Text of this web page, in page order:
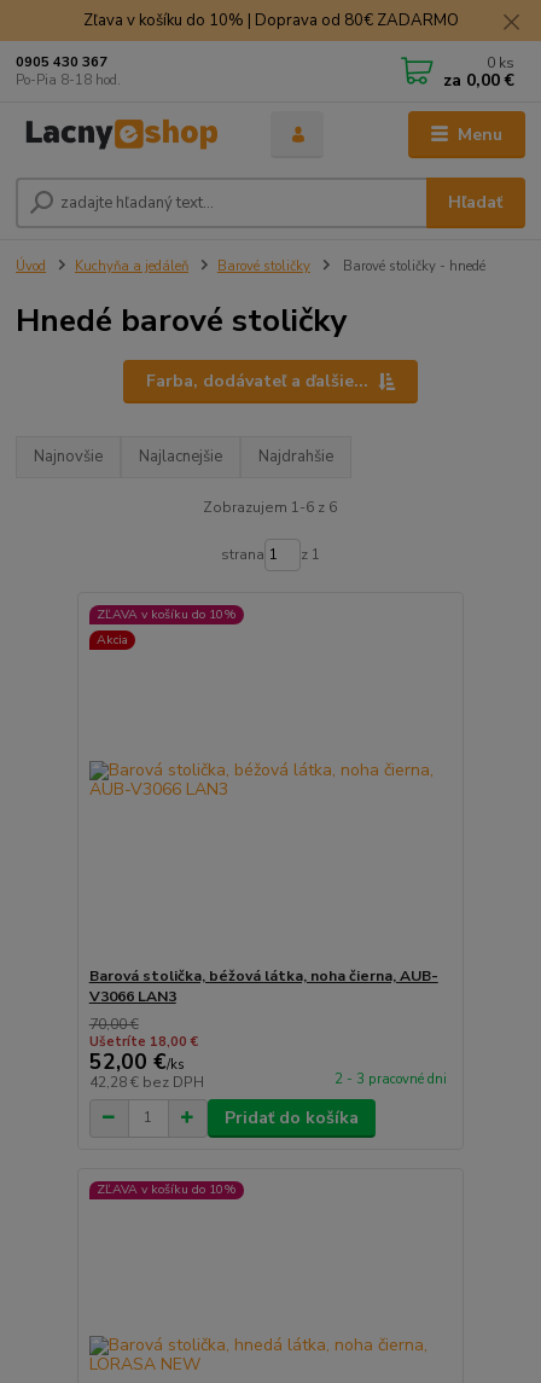
Zľava v košíku do 10% | Doprava od 80€ ZADARMO
Menu
Hľadať
0905 430 367
Po-Pia 8-18 hod.
0 ks
za 0,00 €
Úvod Kuchyňa a jedáleň Barové stoličky Barové stoličky - hnedé
Hnedé barové stoličky
Farba, dodávateľ a ďalšie...
Najnovšie Najlacnejšie Najdrahšie
Zobrazujem 1-6 z 6
strana z 1
ZĽAVA v košíku do 10%
Akcia
Barová stolička, béžová látka, noha čierna, AUB-
V3066 LAN3
70,00 €
Ušetríte 18,00 €
52,00 €/ks
42,28 € bez DPH 2 - 3 pracovné dni
Pridať do košíka
ZĽAVA v košíku do 10%